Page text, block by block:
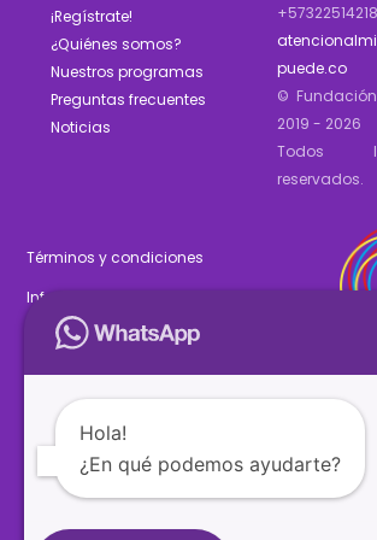
¡Regístrate!
¿Quiénes somos?
Nuestros programas
Preguntas frecuentes
Noticias
puede.co
©
2019 - 2026
Todos
reservados.
Términos y condiciones
Informe de gestión 2025
Estados financieros 2025
SÍGUENOS
Hola!
¿En qué podemos ayudarte?